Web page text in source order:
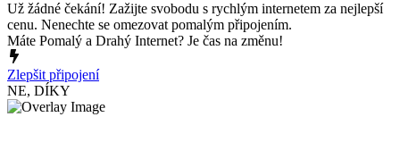
Už žádné čekání! Zažijte svobodu s rychlým internetem za nejlepší
cenu. Nenechte se omezovat pomalým připojením.
Máte Pomalý a Drahý Internet? Je čas na změnu!
Zlepšit připojení
NE, DÍKY